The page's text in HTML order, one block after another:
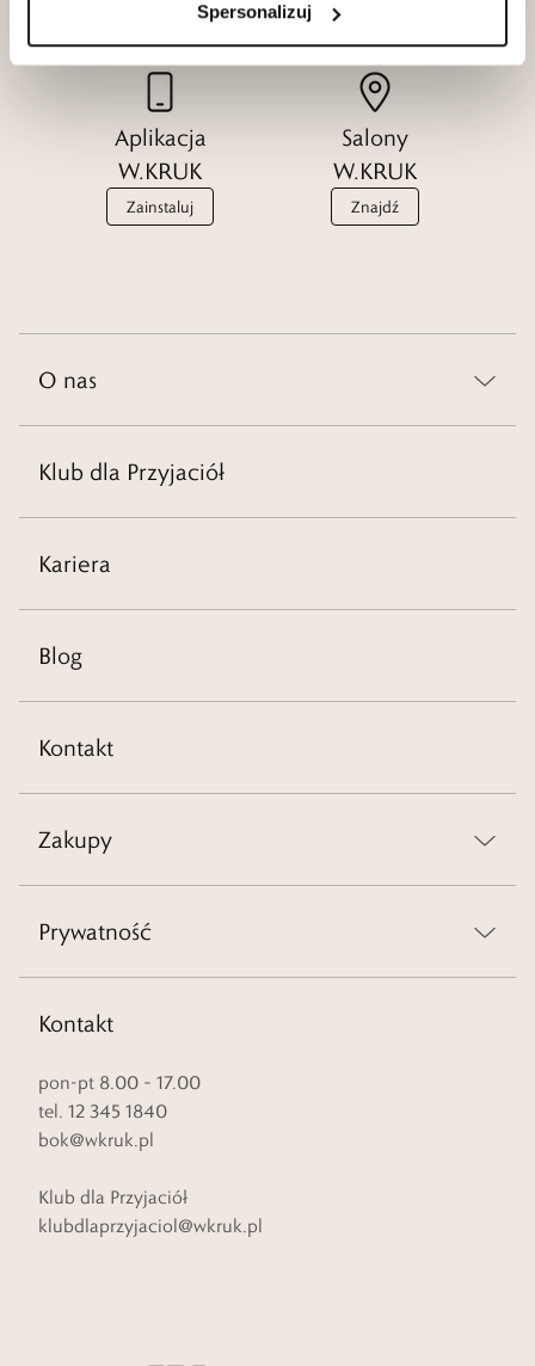
Spersonalizuj
Aplikacja
W.KRUK
Zainstaluj
Salony
W.KRUK
Znajdź
O nas
Klub dla Przyjaciół
Kariera
Blog
Kontakt
Zakupy
Prywatność
Kontakt
pon-pt 8.00 – 17.00
tel. 12 345 1840
bok@wkruk.pl
Klub dla Przyjaciół
klubdlaprzyjaciol@wkruk.pl